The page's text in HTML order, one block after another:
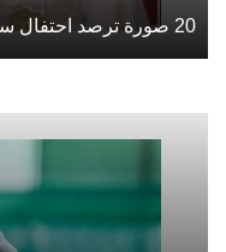
20 صورة ترصد احتفال ساديو ماني مع زوجته بعد